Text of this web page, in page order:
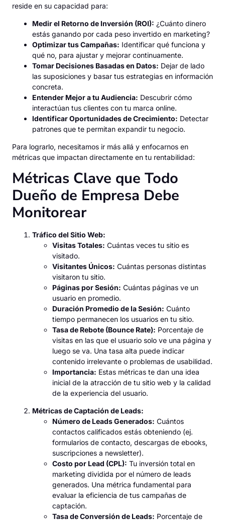
reside en su capacidad para:
Medir el Retorno de Inversión (ROI): ¿Cuánto dinero
estás ganando por cada peso invertido en marketing?
Optimizar tus Campañas: Identificar qué funciona y
qué no, para ajustar y mejorar continuamente.
Tomar Decisiones Basadas en Datos: Dejar de lado
las suposiciones y basar tus estrategias en información
concreta.
Entender Mejor a tu Audiencia: Descubrir cómo
interactúan tus clientes con tu marca online.
Identificar Oportunidades de Crecimiento: Detectar
patrones que te permitan expandir tu negocio.
Para lograrlo, necesitamos ir más allá y enfocarnos en
métricas que impactan directamente en tu rentabilidad:
Métricas Clave que Todo
Dueño de Empresa Debe
Monitorear
Tráfico del Sitio Web:
Visitas Totales: Cuántas veces tu sitio es
visitado.
Visitantes Únicos: Cuántas personas distintas
visitaron tu sitio.
Páginas por Sesión: Cuántas páginas ve un
usuario en promedio.
Duración Promedio de la Sesión: Cuánto
tiempo permanecen los usuarios en tu sitio.
Tasa de Rebote (Bounce Rate): Porcentaje de
visitas en las que el usuario solo ve una página y
luego se va. Una tasa alta puede indicar
contenido irrelevante o problemas de usabilidad.
Importancia: Estas métricas te dan una idea
inicial de la atracción de tu sitio web y la calidad
de la experiencia del usuario.
Métricas de Captación de Leads:
Número de Leads Generados: Cuántos
contactos calificados estás obteniendo (ej.
formularios de contacto, descargas de ebooks,
suscripciones a newsletter).
Costo por Lead (CPL): Tu inversión total en
marketing dividida por el número de leads
generados. Una métrica fundamental para
evaluar la eficiencia de tus campañas de
captación.
Tasa de Conversión de Leads: Porcentaje de